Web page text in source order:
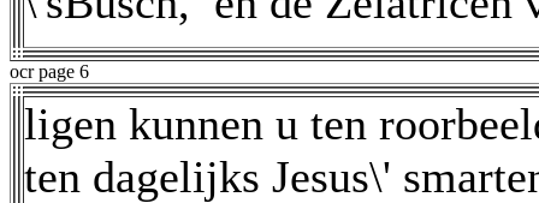
ocr page 6
ligen kunnen u ten
ten dagelijks Jesus\'